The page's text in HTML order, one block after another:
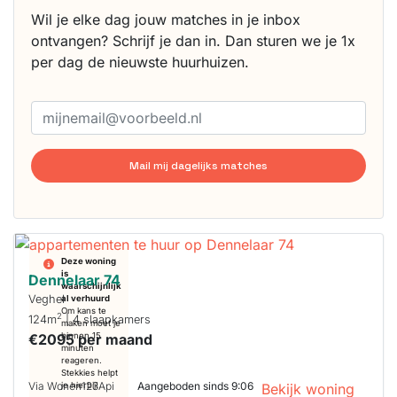
Wil je elke dag jouw matches in je inbox
ontvangen? Schrijf je dan in. Dan sturen we je 1x
per dag de nieuwste huurhuizen.
Mail mij dagelijks matches
Deze woning
is
waarschijnlijk
al verhuurd
Om kans te
maken moet je
binnen 15
minuten
reageren.
Stekkies helpt
je hierbij!
Dennelaar 74
Veghel
124m2| 4 slaapkamers
€2095 per maand
Via Wonen123Api Aangeboden sinds 9:06 Bekijk woning